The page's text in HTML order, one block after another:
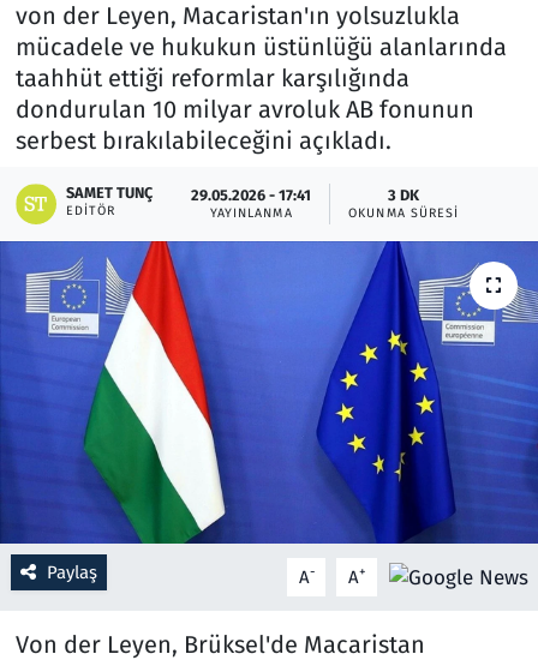
von der Leyen, Macaristan'ın yolsuzlukla
mücadele ve hukukun üstünlüğü alanlarında
taahhüt ettiği reformlar karşılığında
dondurulan 10 milyar avroluk AB fonunun
serbest bırakılabileceğini açıkladı.
SAMET TUNÇ
EDITÖR
29.05.2026 - 17:41
YAYINLANMA
3 DK
OKUNMA SÜRESI
Paylaş A- A+
Von der Leyen, Brüksel'de Macaristan
Memur ve Kamu
Otomobil
Oyun
Ramazan
Resmi İlanlar
Rüya Tabirleri
Sağlık
Savunma Sanayi
Seçim 2023
Spor
Teknoloji ve Bilim